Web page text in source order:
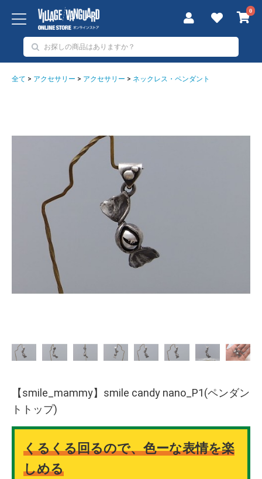
0
全て > アクセサリー > アクセサリー > ネックレス・ペンダント
【smile_mammy】smile candy nano_P1(ペンダン
トトップ)
くるくる回るので、色ーな表情を楽
しめる